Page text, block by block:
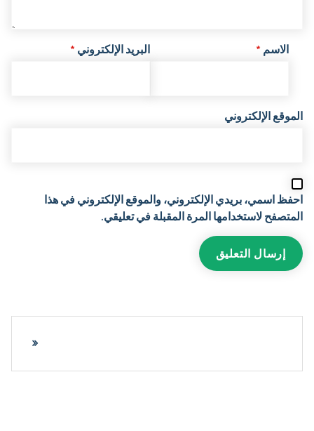
الاسم * البريد الإلكتروني *
الموقع الإلكتروني
احفظ اسمي، بريدي الإلكتروني، والموقع الإلكتروني في هذا
المتصفح لاستخدامها المرة المقبلة في تعليقي.